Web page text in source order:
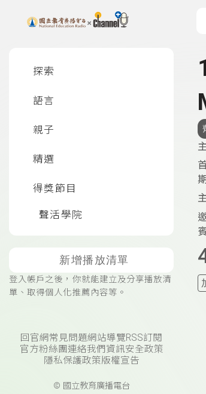
上方功能區塊
探索
語言
親子
精選
得獎節目
聲活學院
新增播放清單
登入帳戶之後，你就能建立及分享播放清
單、取得個人化推薦內容等。
回官網常見問題網站導覽RSS訂閱
官方粉絲團連絡我們 資訊安全政策
隱私保護政策版權宣告
© 國立教育廣播電台
期